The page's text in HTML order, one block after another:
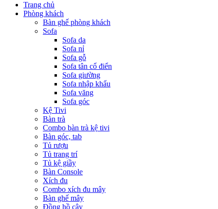
Trang chủ
Phòng khách
Bàn ghế phòng khách
Sofa
Sofa da
Sofa nỉ
Sofa gỗ
Sofa tân cổ điển
Sofa giường
Sofa nhập khẩu
Sofa văng
Sofa góc
Kệ Tivi
Bàn trà
Combo bàn trà kệ tivi
Bàn góc, tab
Tủ rượu
Tủ trang trí
Tủ kệ giầy
Bàn Console
Xích đu
Combo xích đu mây
Bàn ghế mây
Đồng hồ cây